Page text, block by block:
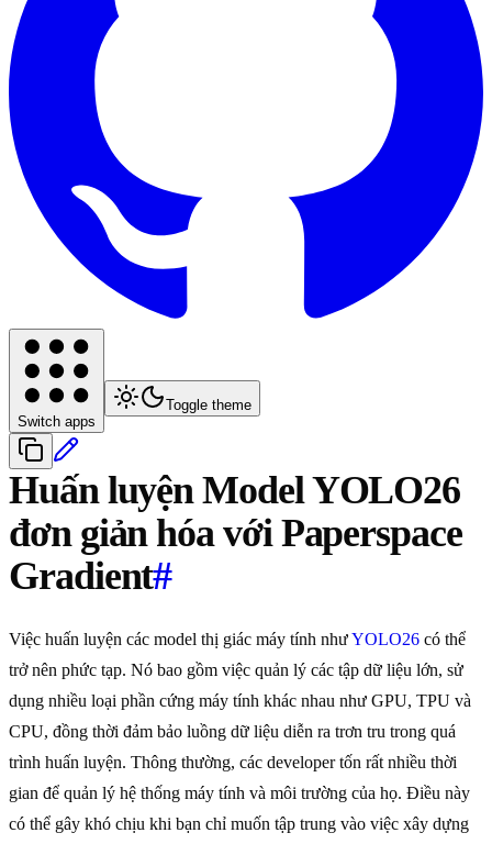
Switch apps
Toggle theme
Huấn luyện Model YOLO26
đơn giản hóa với Paperspace
Gradient#
Việc huấn luyện các model thị giác máy tính nhưYOLO26 có thể
trở nên phức tạp. Nó bao gồm việc quản lý các tập dữ liệu lớn, sử
dụng nhiều loại phần cứng máy tính khác nhau như GPU, TPU và
CPU, đồng thời đảm bảo luồng dữ liệu diễn ra trơn tru trong quá
trình huấn luyện. Thông thường, các developer tốn rất nhiều thời
gian để quản lý hệ thống máy tính và môi trường của họ. Điều này
có thể gây khó chịu khi bạn chỉ muốn tập trung vào việc xây dựng